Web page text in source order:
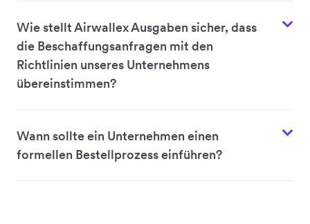
Wie stellt Airwallex Ausgaben sicher, dass
die Beschaffungsanfragen mit den
Richtlinien unseres Unternehmens
übereinstimmen?
Wann sollte ein Unternehmen einen
formellen Bestellprozess einführen?